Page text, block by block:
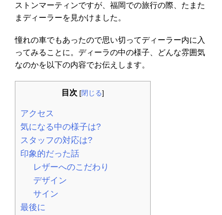
ストンマーティンですが、福岡での旅行の際、たまた
まディーラーを見かけました。
憧れの車でもあったので思い切ってディーラー内に入
ってみることに。ディーラの中の様子、どんな雰囲気
なのかを以下の内容でお伝えします。
目次 [閉じる]
アクセス
気になる中の様子は?
スタッフの対応は?
印象的だった話
レザーへのこだわり
デザイン
サイン
最後に